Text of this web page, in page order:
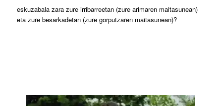
eskuzabala zara zure irribarreetan (zure arimaren maitasunean)
eta zure besarkadetan (zure gorputzaren maitasunean)?